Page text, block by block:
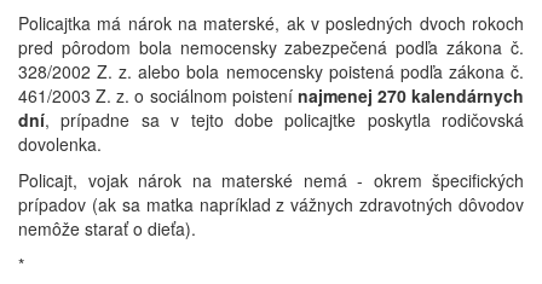
Policajtka má nárok na materské, ak v posledných dvoch rokoch
pred pôrodom bola nemocensky zabezpečená podľa zákona č.
328/2002 Z. z. alebo bola nemocensky poistená podľa zákona č.
461/2003 Z. z. o sociálnom poistení najmenej 270 kalendárnych
dní, prípadne sa v tejto dobe policajtke poskytla rodičovská
dovolenka.
Policajt, vojak nárok na materské nemá - okrem špecifických
prípadov (ak sa matka napríklad z vážnych zdravotných dôvodov
nemôže starať o dieťa).
*